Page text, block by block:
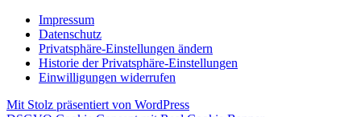
Impressum
Datenschutz
Privatsphäre-Einstellungen ändern
Historie der Privatsphäre-Einstellungen
Einwilligungen widerrufen
Mit Stolz präsentiert von WordPress